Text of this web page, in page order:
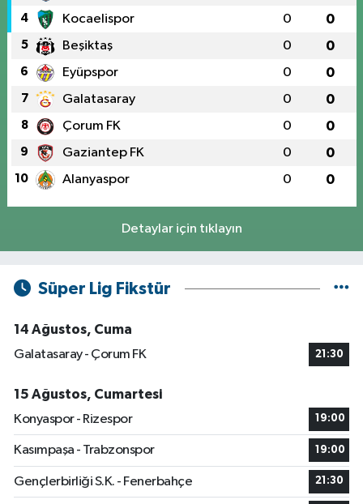
4 Kocaelispor 0 0
5 Beşiktaş 0 0
6 Eyüpspor 0 0
7 Galatasaray 0 0
8 Çorum FK 0 0
9 Gaziantep FK 0 0
10 Alanyaspor 0 0
Detaylar için tıklayın
Süper Lig Fikstür
14 Ağustos, Cuma
Galatasaray - Çorum FK
21:30
15 Ağustos, Cumartesi
Konyaspor - Rizespor
19:00
Kasımpaşa - Trabzonspor 19:00
Gençlerbirliği S.K. - Fenerbahçe 21:30